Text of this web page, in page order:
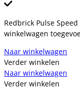
Redbrick Pulse
winkelwagen
Naar winkelwagen
Verder winkelen
Naar winkelwagen
Verder winkelen